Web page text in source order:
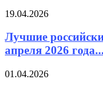
19.04.2026
Лучшие
апреля 2026
01.04.2026